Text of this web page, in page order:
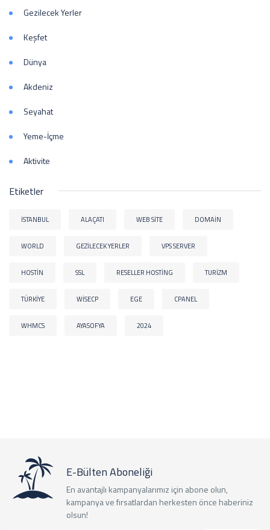
Gezilecek Yerler
Keşfet
Dünya
Akdeniz
Seyahat
Yeme-İçme
Aktivite
Etiketler
İSTANBUL ALAÇATI WEB SITE DOMAIN
WORLD GEZILECEK YERLER VPS SERVER
HOSTIN SSL RESELLER HOSTING TURIZM
TÜRKIYE WISECP EGE CPANEL
WHMCS AYASOFYA 2024
E-Bülten Aboneliği
En avantajlı kampanyalarımız için abone olun,
kampanya ve fırsatlardan herkesten önce haberiniz
olsun!